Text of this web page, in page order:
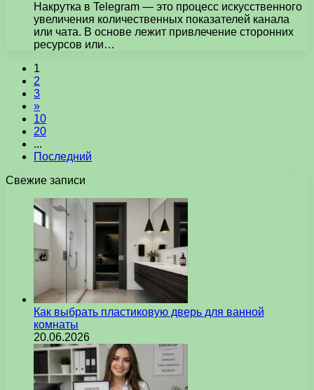
Накрутка в Telegram — это процесс искусственного
увеличения количественных показателей канала
или чата. В основе лежит привлечение сторонних
ресурсов или…
1
2
3
»
10
20
...
Последний
Свежие записи
Как выбрать пластиковую дверь для ванной
комнаты
20.06.2026